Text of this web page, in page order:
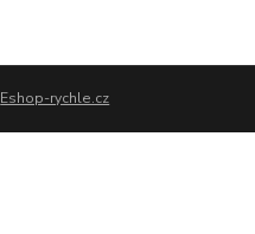
Eshop-rychle.cz